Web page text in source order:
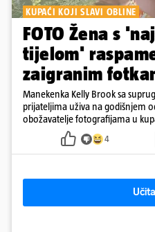
KUPAĆI KOJI SLAVI OBLINE
FOTO Žena s
tijelom'
zaigranim
Manekenka Kelly Brook sa
prijateljima uživa na godišnjem
obožavatelje fotografijama u
4